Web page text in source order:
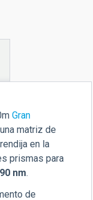
Gran
matriz de
en la
prismas para
nm.
de